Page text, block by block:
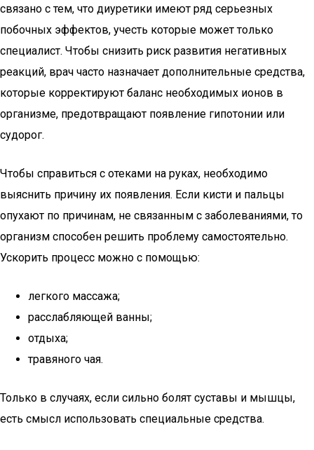
связано с тем, что диуретики имеют ряд серьезных
побочных эффектов, учесть которые может только
специалист. Чтобы снизить риск развития негативных
реакций, врач часто назначает дополнительные средства,
которые корректируют баланс необходимых ионов в
организме, предотвращают появление гипотонии или
судорог.
Чтобы справиться с отеками на руках, необходимо
выяснить причину их появления. Если кисти и пальцы
опухают по причинам, не связанным с заболеваниями, то
организм способен решить проблему самостоятельно.
Ускорить процесс можно с помощью:
легкого массажа;
расслабляющей ванны;
отдыха;
травяного чая.
Только в случаях, если сильно болят суставы и мышцы,
есть смысл использовать специальные средства.